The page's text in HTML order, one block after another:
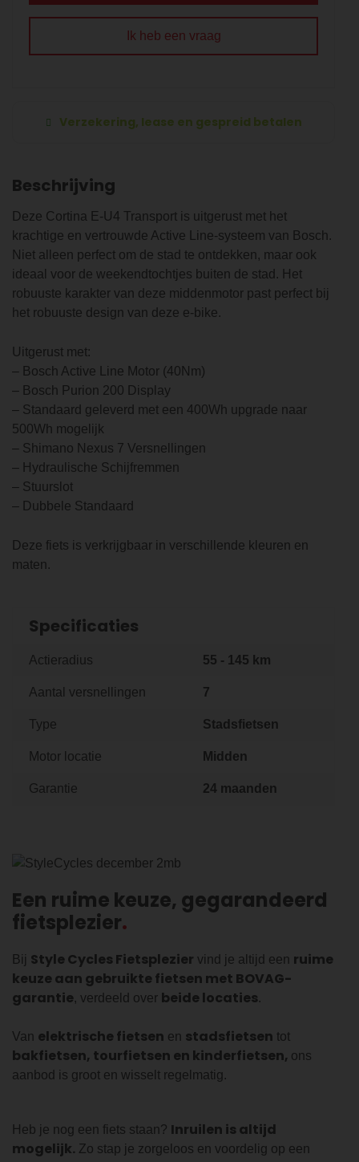
Ik heb een vraag
Verzekering, lease en gespreid betalen
Beschrijving
Deze Cortina E-U4 Transport is uitgerust met het
krachtige en vertrouwde Active Line-systeem van Bosch.
Niet alleen perfect om de stad te ontdekken, maar ook
ideaal voor de weekendtochtjes buiten de stad. Het
robuuste karakter van deze middenmotor past perfect bij
het robuuste design van deze e-bike.
Uitgerust met:
– Bosch Active Line Motor (40Nm)
– Bosch Purion 200 Display
– Standaard geleverd met een 400Wh upgrade naar
500Wh mogelijk
– Shimano Nexus 7 Versnellingen
– Hydraulische Schijfremmen
– Stuurslot
– Dubbele Standaard
Deze fiets is verkrijgbaar in verschillende kleuren en
maten.
Specificaties
Actieradius 55 - 145 km
Aantal versnellingen 7
Type Stadsfietsen
Motor locatie Midden
Garantie 24 maanden
Een ruime keuze, gegarandeerd
fietsplezier
Bij Style Cycles Fietsplezier vind je altijd een ruime
keuze aan gebruikte fietsen met BOVAG-
garantie, verdeeld over beide locaties.
Van elektrische fietsen en stadsfietsen tot
bakfietsen, tourfietsen en kinderfietsen, ons
aanbod is groot en wisselt regelmatig.
Heb je nog een fiets staan? Inruilen is altijd
mogelijk. Zo stap je zorgeloos en voordelig op een